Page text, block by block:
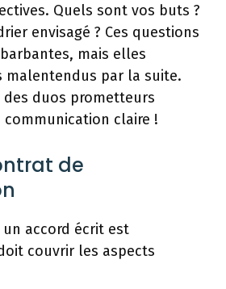
Quels sont vos buts ?
envisagé ? Ces questions
mais elles
malentendus par la suite.
des duos prometteurs
claire !
de
accord écrit est
couvrir les aspects